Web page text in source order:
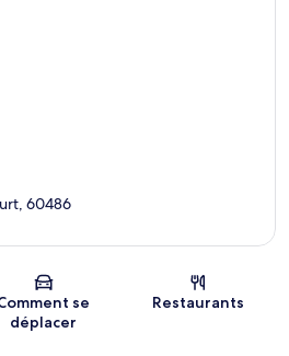
Carte
60486
se
déplacer
Restaurants